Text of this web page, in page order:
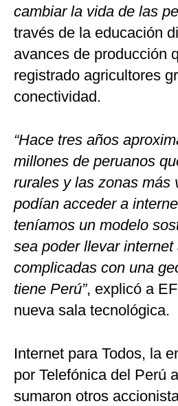
cambiar la vida de las
través de la educación
avances de producción
registrado agricultores
conectividad.
“Hace tres años
millones de peruanos
rurales y las zonas más
podían acceder a
teníamos un modelo
sea poder llevar
complicadas con una
tiene Perú”, explicó a
nueva sala tecnológica.
Internet para Todos, la
por Telefónica del Perú
sumaron otros